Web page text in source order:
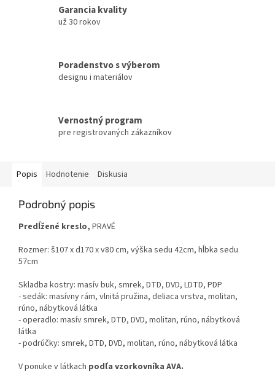
Garancia kvality
už 30 rokov
Poradenstvo s výberom
designu i materiálov
Vernostný program
pre registrovaných zákazníkov
Popis Hodnotenie Diskusia
Podrobný popis
Predĺžené kreslo, PRAVÉ
Rozmer: š107 x d170 x v80 cm, výška sedu 42cm, hĺbka sedu
57cm
Skladba kostry: masív buk, smrek, DTD, DVD, LDTD, PDP
- sedák: masívny rám, vlnitá pružina, deliaca vrstva, molitan,
rúno, nábytková látka
- operadlo: masív smrek, DTD, DVD, molitan, rúno, nábytková
látka
- podrúčky: smrek, DTD, DVD, molitan, rúno, nábytková látka
V ponuke v látkach podľa vzorkovníka AVA.